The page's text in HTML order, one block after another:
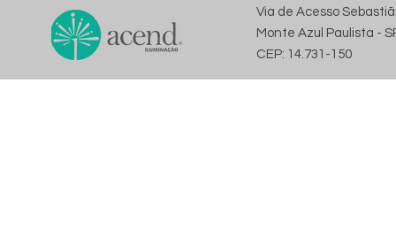
Via de Acesso
Monte Azul Paulista -
CEP: 14.731-150